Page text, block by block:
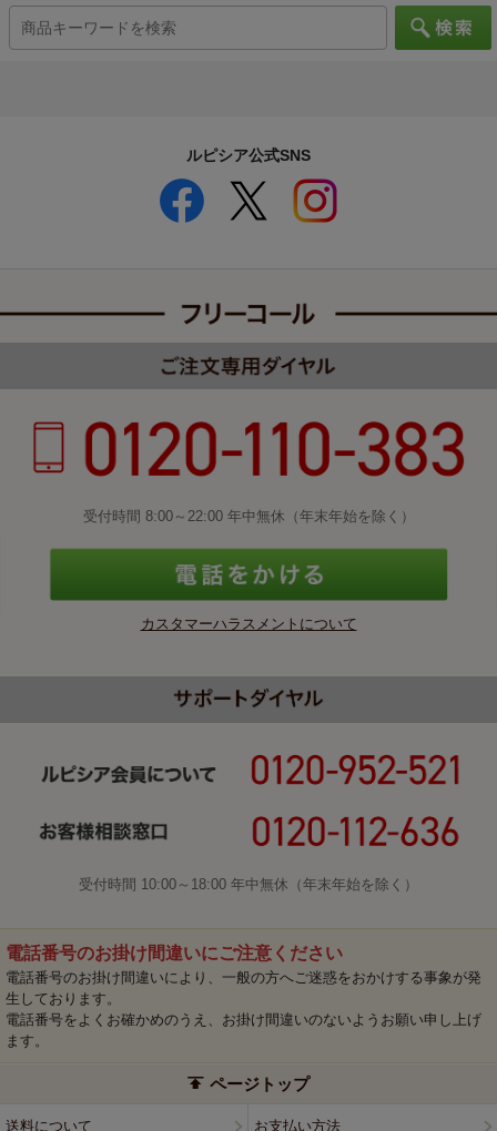
ルピシア公式SNS
受付時間 8:00～22:00 年中無休（年末年始を除く）
カスタマーハラスメントについて
受付時間 10:00～18:00 年中無休（年末年始を除く）
電話番号のお掛け間違いにご注意ください
電話番号のお掛け間違いにより、一般の方へご迷惑をおかけする事象が発
生しております。
電話番号をよくお確かめのうえ、お掛け間違いのないようお願い申し上げ
ます。
ページトップ
送料について お支払い方法